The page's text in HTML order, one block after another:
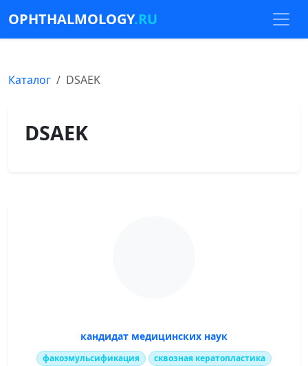
OPHTHALMOLOGY.RU
Каталог DSAEK
DSAEK
кандидат медицинских наук
факоэмульсификация cквозная кератопластика